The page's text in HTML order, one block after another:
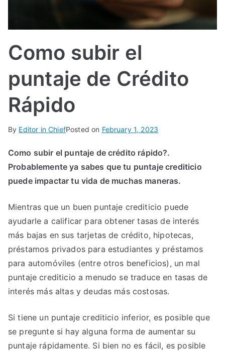
IN
Como subir el
puntaje de Crédito
Rápido
By Editor in ChiefPosted on February 1, 2023
Como subir el puntaje de crédito rápido?.
Probablemente ya sabes que tu puntaje crediticio
puede impactar tu vida de muchas maneras.
Mientras que un buen puntaje crediticio puede
ayudarle a calificar para obtener tasas de interés
más bajas en sus tarjetas de crédito, hipotecas,
préstamos privados para estudiantes y préstamos
para automóviles (entre otros beneficios), un mal
puntaje crediticio a menudo se traduce en tasas de
interés más altas y deudas más costosas.
Si tiene un puntaje crediticio inferior, es posible que
se pregunte si hay alguna forma de aumentar su
puntaje rápidamente. Si bien no es fácil, es posible